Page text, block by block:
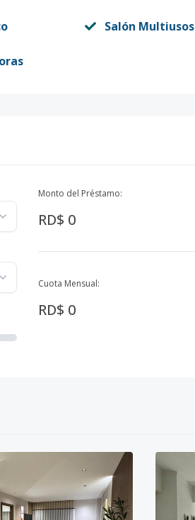
Salón Multiusos
Monto del Préstamo:
RD$ 0
Cuota Mensual:
RD$ 0